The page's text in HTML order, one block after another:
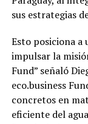
sus estrategias
Esto posiciona a
impulsar la
Fund” señaló
eco.business
concretos en
eficiente del